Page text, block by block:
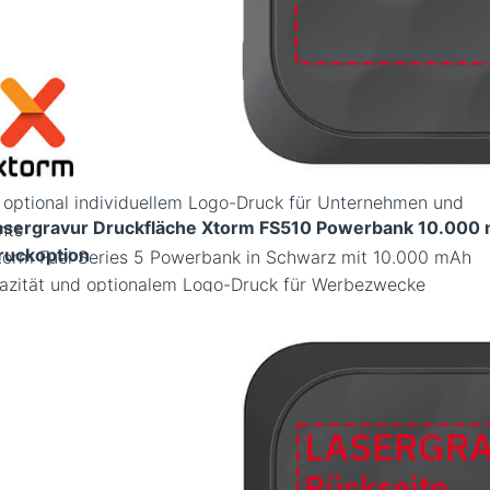
für Xtorm FS510 Powerbank schwarz mit 10.000
individuellem Logo-Druck für Unternehmen und
Druckfläche Xtorm FS510 Powerbank